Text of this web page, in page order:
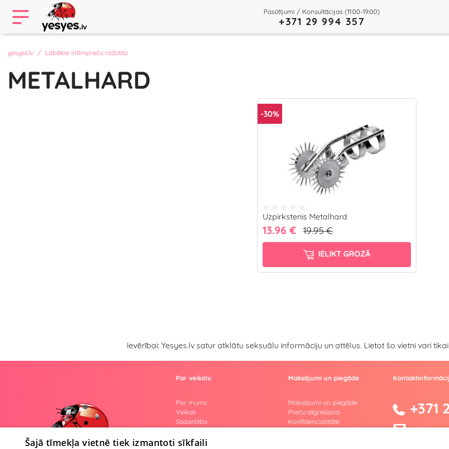
Pasūtījumi / Konsultācijas (11:00-19:00)
+371 29 994 357
yesyes.lv Labākie intīmpreču ražotāji
METALHARD
-30%
Uzpirkstenis Metalhard
13.96 € 19.95 €
IELIKT GROZĀ
Ievērībai: Yesyes.lv satur atklātu seksuālu informāciju un attēlus. Lietot šo vietni vari
Par veikalu
Par mums
Veikali
Sadarbība
Jautājumi
Maksājumi un piegāde
Maksājumi un piegāde
Preču atgriešana
Konfidencialitāte
+371
Šajā tīmekļa vietnē tiek izmantoti sīkfaili